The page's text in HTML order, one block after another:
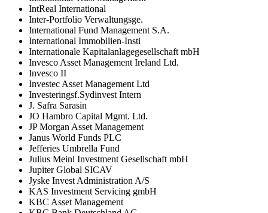
IntReal International
Inter-Portfolio Verwaltungsge.
International Fund Management S.A.
International Immobilien-Insti
Internationale Kapitalanlagegesellschaft mbH
Invesco Asset Management Ireland Ltd.
Invesco II
Investec Asset Management Ltd
Investeringsf.Sydinvest Intern
J. Safra Sarasin
JO Hambro Capital Mgmt. Ltd.
JP Morgan Asset Management
Janus World Funds PLC
Jefferies Umbrella Fund
Julius Meinl Investment Gesellschaft mbH
Jupiter Global SICAV
Jyske Invest Administration A/S
KAS Investment Servicing gmbH
KBC Asset Management